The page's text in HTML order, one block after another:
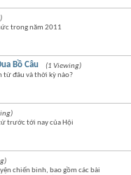
trong năm 2011
Bồ Câu
(1 Viewing)
từ đâu và thời kỳ nào?
trước tới nay của Hội
chiến binh, bao gồm các bài